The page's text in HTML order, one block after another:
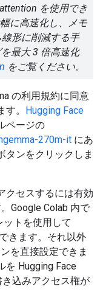
を使用でき
に高速化し、メモ
形に削減する手
最大 3 倍高速化
をご覧ください。
の利用規約に同意
。 Hugging Face
ページの
270m-it にあ
タンをクリックしま
クセスするには有効
Google Colab 内で
トを使用して
きます。それ以外
を直接設定できま
を Hugging Face
込みアクセス権が